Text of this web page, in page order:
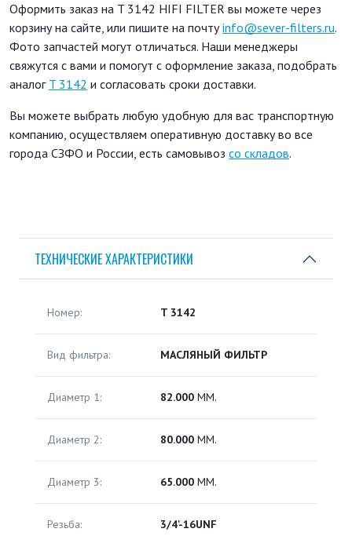
Оформить заказ на T 3142 HIFI FILTER вы можете через
корзину на сайте, или пишите на почтуinfo@sever-filters.ru.
Фото запчастей могут отличаться. Наши менеджеры
свяжутся с вами и помогут с оформление заказа, подобрать
аналог T 3142 и согласовать сроки доставки.
Вы можете выбрать любую удобную для вас транспортную
компанию, осуществляем оперативную доставку во все
города СЗФО и России, есть самовывоз со складов.
ТЕХНИЧЕСКИЕ ХАРАКТЕРИСТИКИ
Номер: T 3142
Вид фильтра: МАСЛЯНЫЙ ФИЛЬТР
Диаметр 1: 82.000 ММ.
Диаметр 2: 80.000 ММ.
Диаметр 3: 65.000 ММ.
Резьба: 3/4'-16UNF